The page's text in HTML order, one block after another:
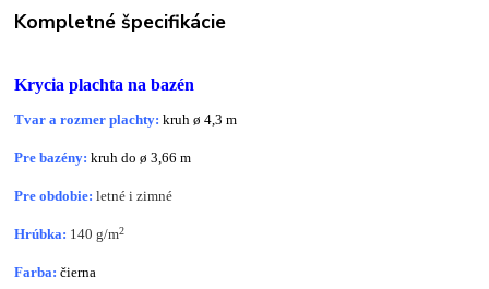
Kompletné špecifikácie
Krycia plachta na bazén
Tvar a rozmer plachty: kruhø 4,3 m
Pre bazény: kruh do ø 3,66 m
Pre obdobie: letné i zimné
Hrúbka: 140 g/m2
Farba: čierna